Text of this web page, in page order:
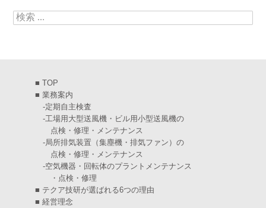
2025年4月(5)
2025年1月(7)
2024年12月(4)
2024年11月(6)
2024年10月(5)
2024年9月(4)
2024年8月(5)
検索:
■ TOP
■ 業務案内
-定期自主検査
-工場用大型送風機・ビル用小型送風機の
点検・修理・メンテナンス
-局所排気装置（集塵機・排気ファン）の
点検・修理・メンテナンス
-空気機器・回転体のプラントメンテナンス
・点検・修理
■ テクア技研が選ばれる6つの理由
■ 経営理念